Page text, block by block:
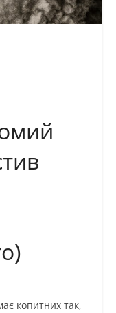
копитних так,